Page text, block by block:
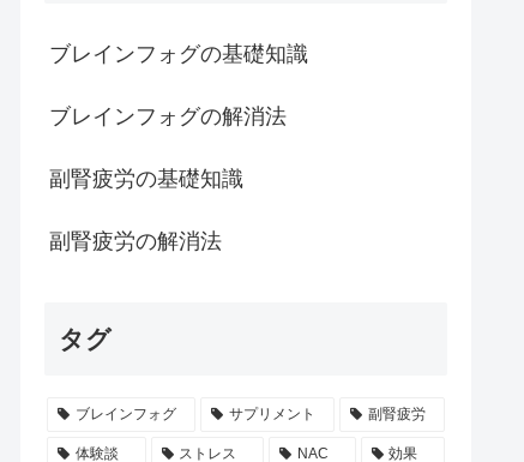
ブレインフォグの基礎知識
ブレインフォグの解消法
副腎疲労の基礎知識
副腎疲労の解消法
タグ
ブレインフォグ サプリメント 副腎疲労
体験談 ストレス NAC 効果